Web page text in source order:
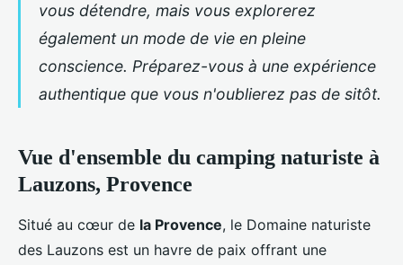
vous détendre, mais vous explorerez
également un mode de vie en pleine
conscience. Préparez-vous à une expérience
authentique que vous n'oublierez pas de sitôt.
Vue d'ensemble du camping naturiste à
Lauzons, Provence
Situé au cœur de la Provence, le Domaine naturiste
des Lauzons est un havre de paix offrant une